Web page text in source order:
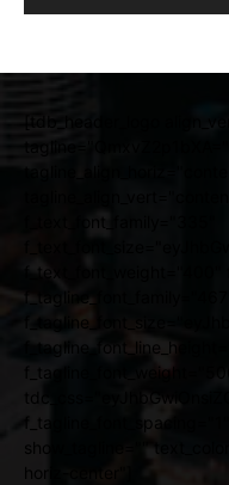
[tdb_header_logo
f_text_font_weight="400"
show_tagline=""